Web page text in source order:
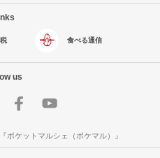
食べる通信
us
ポケットマルシェ（ポケマル）』